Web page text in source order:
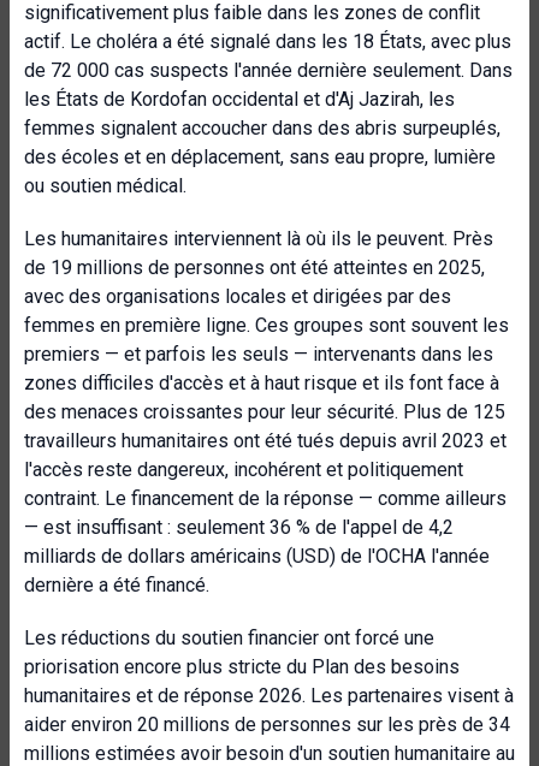
significativement plus faible dans les zones de conflit
actif. Le choléra a été signalé dans les 18 États, avec plus
de 72 000 cas suspects l'année dernière seulement. Dans
les États de Kordofan occidental et d'Aj Jazirah, les
femmes signalent accoucher dans des abris surpeuplés,
des écoles et en déplacement, sans eau propre, lumière
ou soutien médical.
Les humanitaires interviennent là où ils le peuvent. Près
de 19 millions de personnes ont été atteintes en 2025,
avec des organisations locales et dirigées par des
femmes en première ligne. Ces groupes sont souvent les
premiers — et parfois les seuls — intervenants dans les
zones difficiles d'accès et à haut risque et ils font face à
des menaces croissantes pour leur sécurité. Plus de 125
travailleurs humanitaires ont été tués depuis avril 2023 et
l'accès reste dangereux, incohérent et politiquement
contraint. Le financement de la réponse — comme ailleurs
— est insuffisant : seulement 36 % de l'appel de 4,2
milliards de dollars américains (USD) de l'OCHA l'année
dernière a été financé.
Les réductions du soutien financier ont forcé une
priorisation encore plus stricte du Plan des besoins
humanitaires et de réponse 2026. Les partenaires visent à
aider environ 20 millions de personnes sur les près de 34
millions estimées avoir besoin d'un soutien humanitaire au